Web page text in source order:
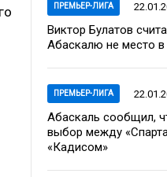
ПРЕМЬЕР-ЛИГА
Виктор Булатов
Абаскалю не место в
ПРЕМЬЕР-ЛИГА
Абаскаль сообщил,
выбор между
«Кадисом»